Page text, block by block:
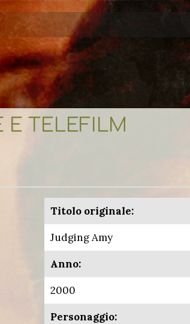
E TELEFILM
Titolo originale:
Judging Amy
Anno:
2000
Personaggio: